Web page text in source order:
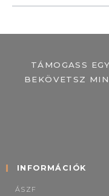
TÁMOGASS
BEKÖVETSZ
INFORMÁCIÓK
ÁSZF